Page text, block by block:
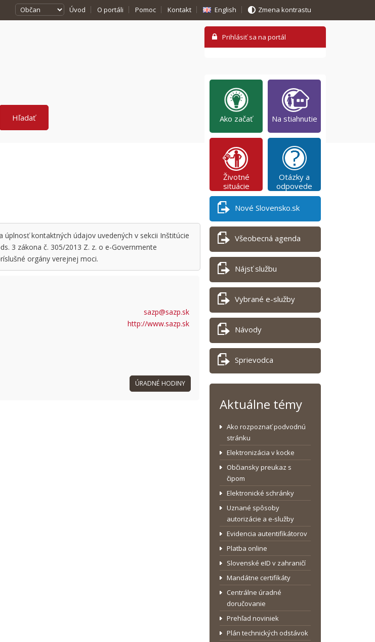
Úvod O portáli Pomoc Kontakt English Zmena kontrastu
úplnosť kontaktných údajov uvedených v sekcii Inštitúcie
3 zákona č. 305/2013 Z. z. o e-Governmente
orgány verejnej moci.
sazp@sazp.sk
http://www.sazp.sk
ÚRADNÉ HODINY
Ako začať Na stiahnutie
Životné
situácie
Otázky a
odpovede
Nové Slovensko.sk
Všeobecná agenda
Nájsť službu
Vybrané e-služby
Návody
Sprievodca
Aktuálne témy
Ako rozpoznať podvodnú
stránku
Elektronizácia v kocke
Občiansky preukaz s
čipom
Elektronické schránky
Uznané spôsoby
autorizácie a e-služby
Evidencia autentifikátorov
Platba online
Slovenské eID v zahraničí
Mandátne certifikáty
Centrálne úradné
doručovanie
Prehľad noviniek
Plán technických odstávok